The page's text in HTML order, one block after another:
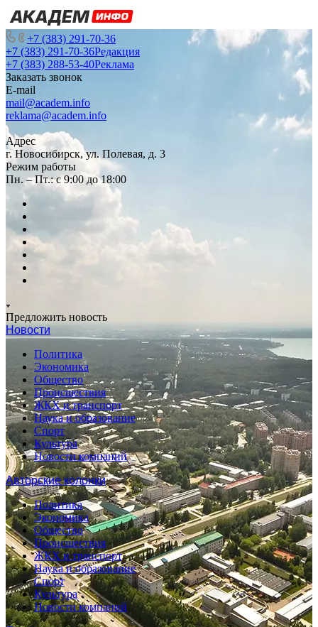
+7 (383) 291-70-36
+7 (383) 291-70-36Редакция
+7 (383) 288-53-40Реклама
Заказать звонок
E-mail
mail@academ.info
reklama@academ.info
Адрес
г. Новосибирск, ул. Полевая, д. 3
Режим работы
Пн. – Пт.: с 9:00 до 18:00
Предложить новость
Новости
Политика
Экономика
Общество
Происшествия
ЖКХ и транспорт
Наука и образование
Спорт
Культура
Новости компаний
Авторские колонки
Политика
Экономика
Общество
Происшествия
ЖКХ и транспорт
Наука и образование
Спорт
Культура
Новости компаний